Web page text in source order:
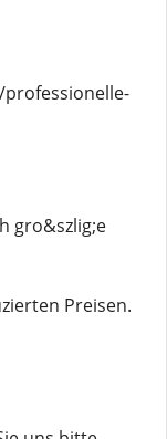
professionelle-
gro&szlig;e
Preisen.